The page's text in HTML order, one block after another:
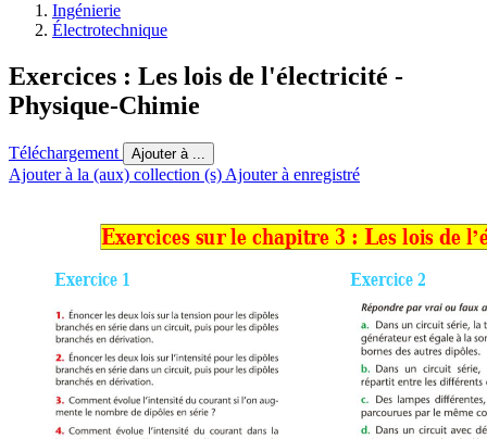
Ingénierie
Électrotechnique
Exercices : Les lois de l'électricité -
Physique-Chimie
Téléchargement Ajouter à ...
Ajouter à la (aux) collection (s) Ajouter à enregistré
Exercices sur le chapitre 3 : Les lois de l’
Exercice 2
Exercice 1